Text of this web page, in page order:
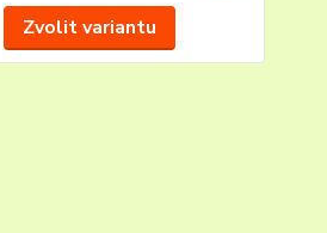
Zvolit variantu